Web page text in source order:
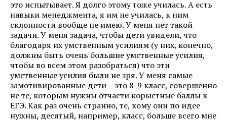
это испытывает. Я долго этому тоже училась. А есть
навыки менеджмента, я им не училась, к ним
склонности вообще не имею. У меня нет такой
задачи. У меня задача, чтобы дети увидели, что
благодаря их умственным усилиям (у них, конечно,
должны быть очень большие умственные усилия,
чтобы во всем этом разобраться) что эти
умственные усилия были не зря. У меня самые
замотивированные дети – это 8-9 класс, совершенно
не те, которым нужны отчасти корыстные баллы к
ЕГЭ. Как раз очень странно, те, кому они по идее
нужны, десятый, например, класс, больше всего мне